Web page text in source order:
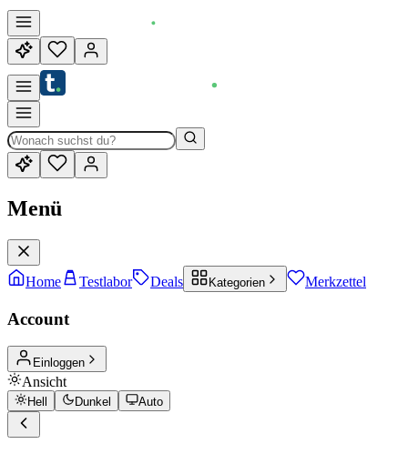
Menü
Home Testlabor Deals Kategorien Merkzettel
Account
Einloggen
Ansicht
Hell Dunkel Auto